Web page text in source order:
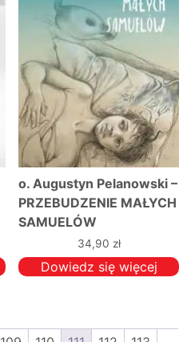
o. Augustyn Pelanowski –
PRZEBUDZENIE MAŁYCH
SAMUELÓW
34,90 zł
Dowiedz się więcej